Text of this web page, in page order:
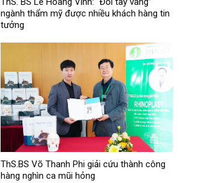
ngành thẩm mỹ được nhiều khách hàng tin
tưởng
ThS.BS Võ Thanh Phi giải cứu thành công
hàng nghìn ca mũi hỏng